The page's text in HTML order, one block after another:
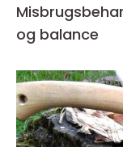
og balance